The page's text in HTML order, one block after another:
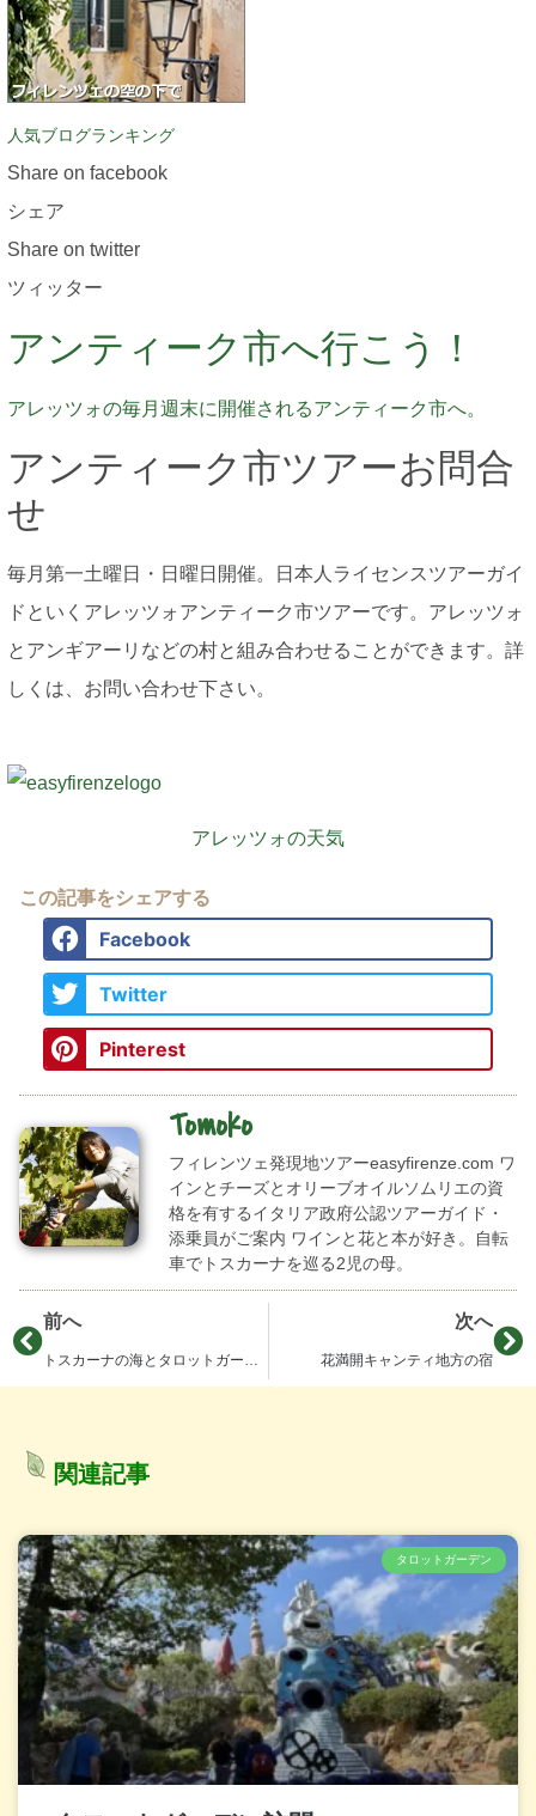
人気ブログランキング
Share on facebook
シェア
Share on twitter
ツィッター
アンティーク市へ行こう！
アレッツォの毎月週末に開催されるアンティーク市へ。
アンティーク市ツアーお問合
せ
毎月第一土曜日・日曜日開催。日本人ライセンスツアーガイ
ドといくアレッツォアンティーク市ツアーです。アレッツォ
とアンギアーリなどの村と組み合わせることができます。詳
しくは、お問い合わせ下さい。
アレッツォの天気
この記事をシェアする
Facebook
Twitter
Pinterest
Tomoko
フィレンツェ発現地ツアーeasyfirenze.com ワ
インとチーズとオリーブオイルソムリエの資
格を有するイタリア政府公認ツアーガイド・
添乗員がご案内 ワインと花と本が好き。自転
車でトスカーナを巡る2児の母。
前へ
トスカーナの海とタロットガーデン
次へ
花満開キャンティ地方の宿
関連記事
タロットガーデン